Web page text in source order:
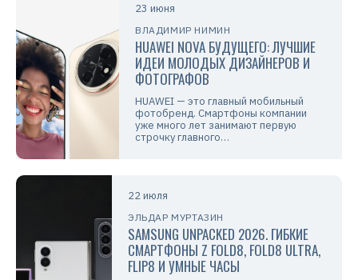
23 июня
ВЛАДИМИР НИМИН
HUAWEI NOVA БУДУЩЕГО: ЛУЧШИЕ
ИДЕИ МОЛОДЫХ ДИЗАЙНЕРОВ И
ФОТОГРАФОВ
HUAWEI — это главный мобильный
фотобренд. Смартфоны компании
уже много лет занимают первую
строчку главного…
22 июля
ЭЛЬДАР МУРТАЗИН
SAMSUNG UNPACKED 2026. ГИБКИЕ
СМАРТФОНЫ Z FOLD8, FOLD8 ULTRA,
FLIP8 И УМНЫЕ ЧАСЫ